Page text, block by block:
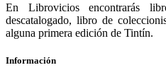
En Librovicios encontrarás
descatalogado, libro de
alguna primera edición de Tintín.
Información